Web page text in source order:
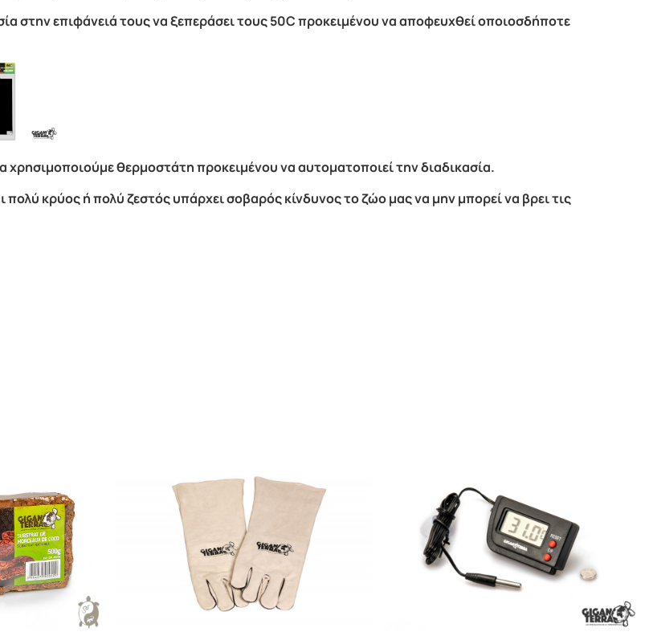
στην επιφάνειά τους να ξεπεράσει τους 50C προκειμένου να αποφευχθεί οποιοσδήποτε
θερμοστάτη προκειμένου να αυτοματοποιεί την διαδικασία.
κρύος ή πολύ ζεστός υπάρχει σοβαρός κίνδυνος το ζώο μας να μην μπορεί να βρει τις